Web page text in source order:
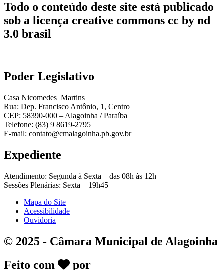
Todo o conteúdo deste site está publicado
sob a licença creative commons cc by nd
3.0 brasil
Poder Legislativo
Casa Nicomedes Martins
Rua: Dep. Francisco Antônio, 1, Centro
CEP: 58390-000 – Alagoinha / Paraíba
Telefone: (83) 9 8619-2795
E-mail: contato@cmalagoinha.pb.gov.br
Expediente
Atendimento: Segunda à Sexta – das 08h às 12h
Sessões Plenárias: Sexta – 19h45
Mapa do Site
Acessibilidade
Ouvidoria
© 2025 - Câmara Municipal de Alagoinha
Feito com
por